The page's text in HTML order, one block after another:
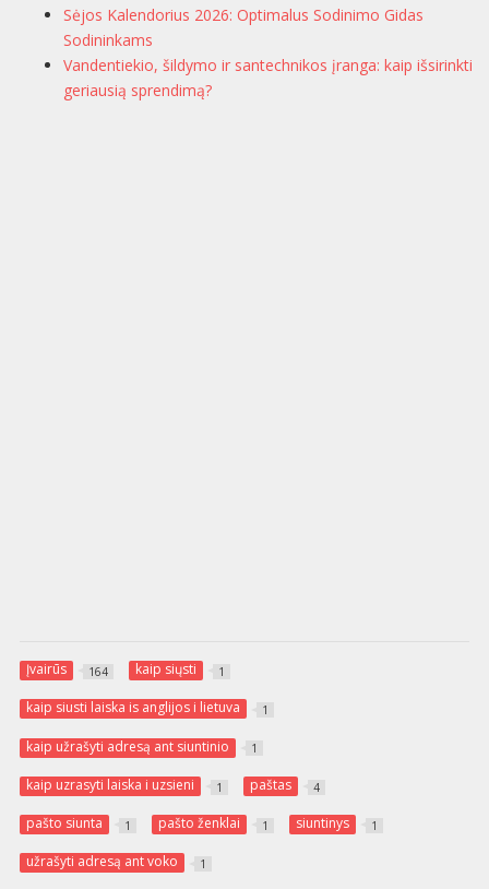
Sėjos Kalendorius 2026: Optimalus Sodinimo Gidas
Sodininkams
Vandentiekio, šildymo ir santechnikos įranga: kaip išsirinkti
geriausią sprendimą?
Įvairūs 164 kaip siųsti 1
kaip siusti laiska is anglijos i lietuva 1
kaip užrašyti adresą ant siuntinio 1
kaip uzrasyti laiska i uzsieni 1 paštas 4
pašto siunta 1 pašto ženklai 1 siuntinys 1
užrašyti adresą ant voko 1